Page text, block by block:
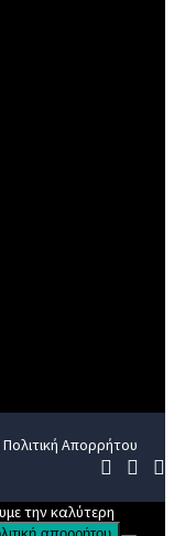
Πολιτική Απορρήτου
την καλύτερη